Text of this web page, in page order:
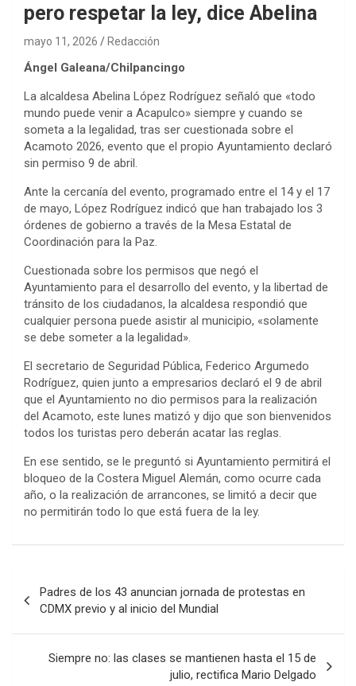
pero respetar la ley, dice Abelina
mayo 11, 2026 Redacción
Ángel Galeana/Chilpancingo
La alcaldesa Abelina López Rodríguez señaló que «todo
mundo puede venir a Acapulco» siempre y cuando se
someta a la legalidad, tras ser cuestionada sobre el
Acamoto 2026, evento que el propio Ayuntamiento declaró
sin permiso 9 de abril.
Ante la cercanía del evento, programado entre el 14 y el 17
de mayo, López Rodríguez indicó que han trabajado los 3
órdenes de gobierno a través de la Mesa Estatal de
Coordinación para la Paz.
Cuestionada sobre los permisos que negó el
Ayuntamiento para el desarrollo del evento, y la libertad de
tránsito de los ciudadanos, la alcaldesa respondió que
cualquier persona puede asistir al municipio, «solamente
se debe someter a la legalidad».
El secretario de Seguridad Pública, Federico Argumedo
Rodríguez, quien junto a empresarios declaró el 9 de abril
que el Ayuntamiento no dio permisos para la realización
del Acamoto, este lunes matizó y dijo que son bienvenidos
todos los turistas pero deberán acatar las reglas.
En ese sentido, se le preguntó si Ayuntamiento permitirá el
bloqueo de la Costera Miguel Alemán, como ocurre cada
año, o la realización de arrancones, se limitó a decir que
no permitirán todo lo que está fuera de la ley.
de
entradas
Padres de los 43 anuncian jornada de protestas en
CDMX previo y al inicio del Mundial
Siempre no: las clases se mantienen hasta el 15 de
julio, rectifica Mario Delgado